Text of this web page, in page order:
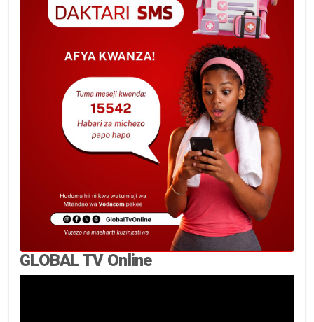
GLOBAL TV Online